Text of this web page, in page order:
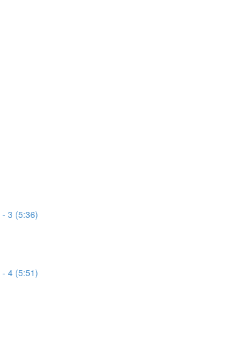
3 (5:36)
4 (5:51)